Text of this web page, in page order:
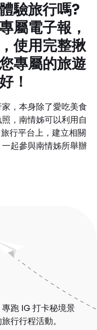
驗旅行嗎?
屬電子報，
使用完整揪
專屬的旅遊
！
，本身除了愛吃美食
，南情姊可以利用自
行平台上，建立相關
起參與南情姊所舉辦
跑 IG 打卡秘境景
行行程活動。